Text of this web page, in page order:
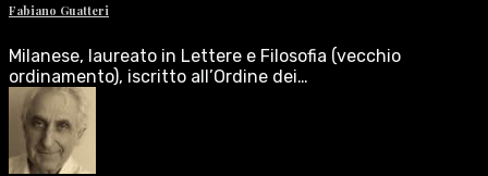
Fabiano Guatteri
Milanese, laureato in Lettere e Filosofia (vecchio
ordinamento), iscritto all’Ordine dei…